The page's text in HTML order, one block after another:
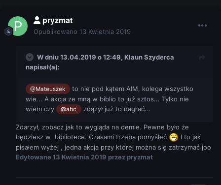
pryzmat
Opublikowano 13 Kwietnia 2019
W dniu 13.04.2019 o 12:49, Klaun Szyderca
napisał(a):
@Mateuszek
to nie pod kątem AIM, kolega wszystko
wie... A akcja ze mną w biblio to już sztos... Tylko nie
wiem czy
@abc zdążył już to nagrać...
Zdarzył, zobacz jak to wygląda na demie. Pewne było że
będziesz w bibliotece. Czasami trzeba pomyśleć
I to jak
pisałem wyżej , jedna akcja przy której można się zatrzymać joo
Edytowane 13 Kwietnia 2019 przez pryzmat